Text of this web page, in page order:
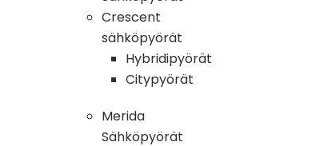
Crescent
sähköpyörät
Hybridipyörät
Citypyörät
Merida
Sähköpyörät